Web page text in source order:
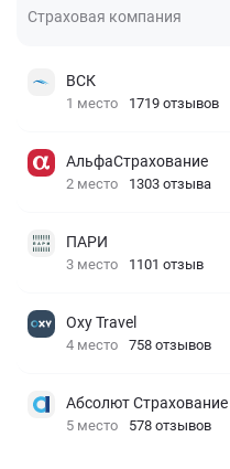
Страховая компания
ВСК
1 место 1719 отзывов
АльфаСтрахование
2 место 1303 отзыва
ПАРИ
3 место 1101 отзыв
Oxy Travel
4 место 758 отзывов
Абсолют Страхование
5 место 578 отзывов